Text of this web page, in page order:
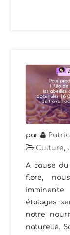
par
Culture,
A cause
flore,
étalages
notre
naturelle.